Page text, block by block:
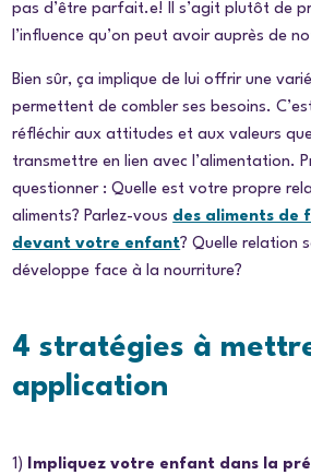
pas d’être parfait.e! Il s’agit plutôt de
l’influence qu’on peut avoir auprès de
Bien sûr, ça implique de lui offrir une
permettent de combler ses besoins.
réfléchir aux attitudes et aux valeurs
transmettre en lien avec l’alimentation.
questionner : Quelle est votre propre
aliments? Parlez-vous des aliments de
devant votre enfant? Quelle relation
développe face à la nourriture?
4 stratégies à
application
1) Impliquez votre enfant dans la